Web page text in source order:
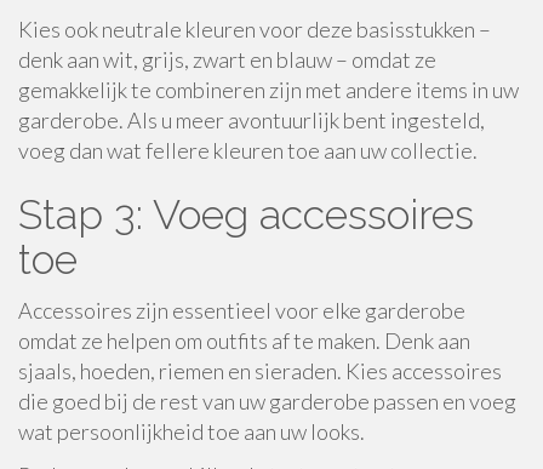
Kies ook neutrale kleuren voor deze basisstukken –
denk aan wit, grijs, zwart en blauw – omdat ze
gemakkelijk te combineren zijn met andere items in uw
garderobe. Als u meer avontuurlijk bent ingesteld,
voeg dan wat fellere kleuren toe aan uw collectie.
Stap 3: Voeg accessoires
toe
Accessoires zijn essentieel voor elke garderobe
omdat ze helpen om outfits af te maken. Denk aan
sjaals, hoeden, riemen en sieraden. Kies accessoires
die goed bij de rest van uw garderobe passen en voeg
wat persoonlijkheid toe aan uw looks.